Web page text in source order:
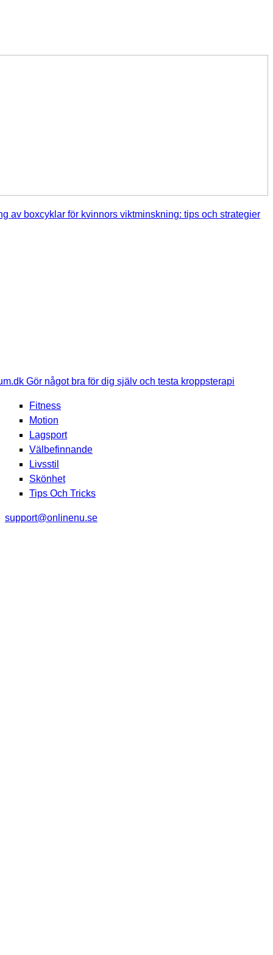
av boxcyklar för kvinnors viktminskning: tips och strategier
Gör något bra för dig själv och testa kroppsterapi
Fitness
Motion
Lagsport
Välbefinnande
Livsstil
Skönhet
Tips Och Tricks
support@onlinenu.se